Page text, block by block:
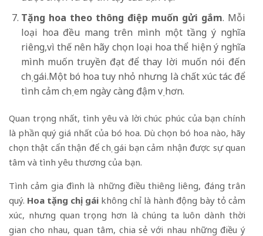
Tặng hoa theo thông điệp muốn gửi gắm. Mỗi
loại hoa đều mang trên mình một tầng ý nghĩa
riêng,vì thế nên hãy chọn loại hoa thể hiện ý nghĩa
mình muốn truyền đạt để thay lời muốn nói đến
chị gái.Một bó hoa tuy nhỏ nhưng là chất xúc tác để
tình cảm chị em ngày càng đậm vị hơn.
Quan trọng nhất, tình yêu và lời chúc phúc của bạn chính
là phần quý giá nhất của bó hoa. Dù chọn bó hoa nào, hãy
chọn thật cẩn thận để chị gái bạn cảm nhận được sự quan
tâm và tình yêu thương của bạn.
Tình cảm gia đình là những điều thiêng liêng, đáng trân
quý. Hoa tặng chị gái không chỉ là hành động bày tỏ cảm
xúc, nhưng quan trọng hơn là chúng ta luôn dành thời
gian cho nhau, quan tâm, chia sẻ với nhau những điều ý